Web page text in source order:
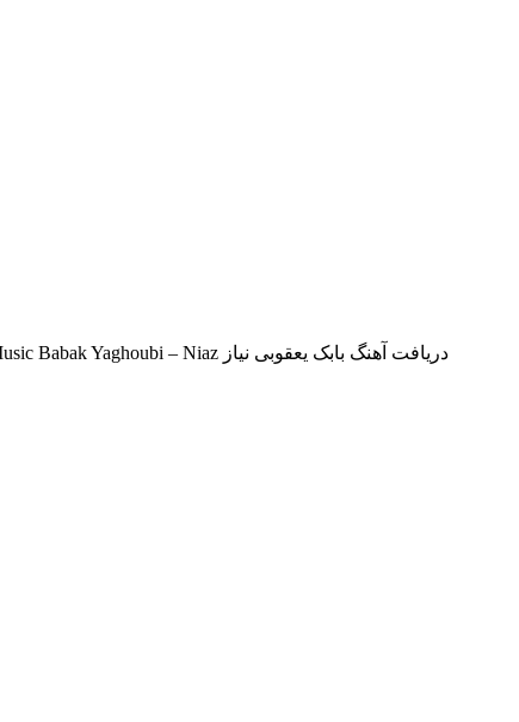
دانلود آهنگ جدید بابک یعقوبی بنام نیاز ملوبیت تقدیم میکند جدیدترین موزیک نیاز از بابک یعقوبی با بهترین کیفیت و متن ترانه Download New Music Babak Yaghoubi – Niaz دریافت آهنگ بابک یعقوبی نیاز